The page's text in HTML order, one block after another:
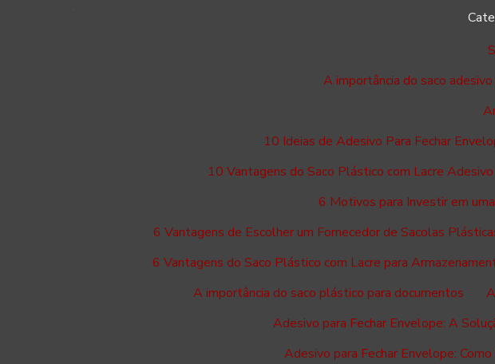
A importância do saco
10 Ideias de Adesivo Para Fechar
10 Vantagens do Saco Plástico com Lacre Adesivo
6 Motivos para Investir em
6 Vantagens de Escolher um Fornecedor de Sacolas
6 Vantagens do Saco Plástico com Lacre para
A importância do saco plástico para documentos
Adesivo para Fechar Envelope: A
Adesivo para Fechar Envelope: